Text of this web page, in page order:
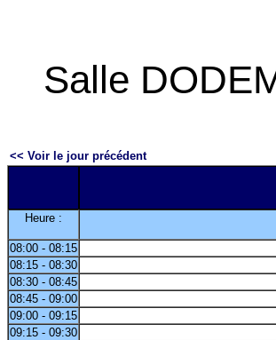
Salle
<< Voir le jour précédent
Heure :
08:00 - 08:15
08:15 - 08:30
08:30 - 08:45
08:45 - 09:00
09:00 - 09:15
09:15 - 09:30